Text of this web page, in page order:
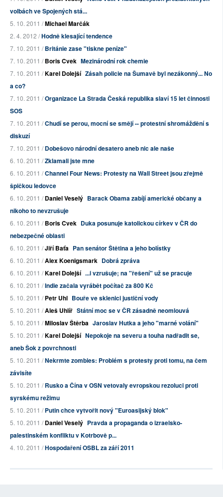
volbách ve Spojených stá...
5. 10. 2011 /Michael Marčák
2. 4. 2012 /Hodně klesající tendence
7. 10. 2011 /Británie zase "tiskne peníze"
7. 10. 2011 /Boris Cvek Mezinárodní rok chemie
7. 10. 2011 /Karel Dolejší Zásah policie na Šumavě byl nezákonný... No
a co?
7. 10. 2011 /Organizace La Strada Česká republika slaví 15 let činnosti
SOS
7. 10. 2011 /Chudí se perou, mocní se smějí -- protestní shromáždění s
diskuzí
7. 10. 2011 /Dobešovo národní desatero aneb nic ale naše
6. 10. 2011 /Zklamali jste mne
6. 10. 2011 /Channel Four News: Protesty na Wall Street jsou zřejmě
špičkou ledovce
6. 10. 2011 /Daniel Veselý Barack Obama zabíjí americké občany a
nikoho to nevzrušuje
6. 10. 2011 /Boris Cvek Duka posunuje katolickou církev v ČR do
nebezpečné oblasti
6. 10. 2011 /Jiří Baťa Pan senátor Štětina a jeho bolístky
6. 10. 2011 /Alex Koenigsmark Dobrá zpráva
6. 10. 2011 /Karel Dolejší ...i vzrušuje; na "řešení" už se pracuje
6. 10. 2011 /Indie začala vyrábět počítač za 800 Kč
5. 10. 2011 /Petr Uhl Bouře ve sklenici justiční vody
5. 10. 2011 /Aleš Uhlíř Státní moc se v ČR zásadně neomlouvá
5. 10. 2011 /Miloslav Štěrba Jaroslav Hutka a jeho "marné volání"
5. 10. 2011 /Karel Dolejší Nepokoje na severu a touha nadřadit se,
aneb Šok z povrchnosti
5. 10. 2011 /Nekrmte zombies: Problém s protesty proti tomu, na čem
závisíte
5. 10. 2011 /Rusko a Čína v OSN vetovaly evropskou rezoluci proti
syrskému režimu
5. 10. 2011 /Putin chce vytvořit nový "Euroasijský blok"
5. 10. 2011 /Daniel Veselý Pravda a propaganda o izraelsko-
palestinském konfliktu v Kotrbově p...
4. 10. 2011 /Hospodaření OSBL za září 2011